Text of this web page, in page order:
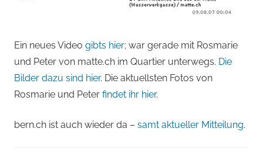
Ein neues Video gibts hier; war gerade mit Rosmarie
und Peter von matte.ch im Quartier unterwegs. Die
Bilder dazu sind hier. Die aktuellsten Fotos von
Rosmarie und Peter findet ihr hier.
bern.ch ist auch wieder da – samt aktueller Mitteilung.